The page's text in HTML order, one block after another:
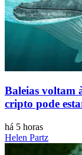
Baleias voltam
cripto pode
há 5 horas
Helen Partz